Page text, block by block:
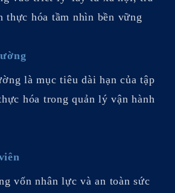
thực hóa tầm nhìn bền vững
là mục tiêu dài hạn của tập
hóa trong quản lý vận hành
vốn nhân lực và an toàn sức